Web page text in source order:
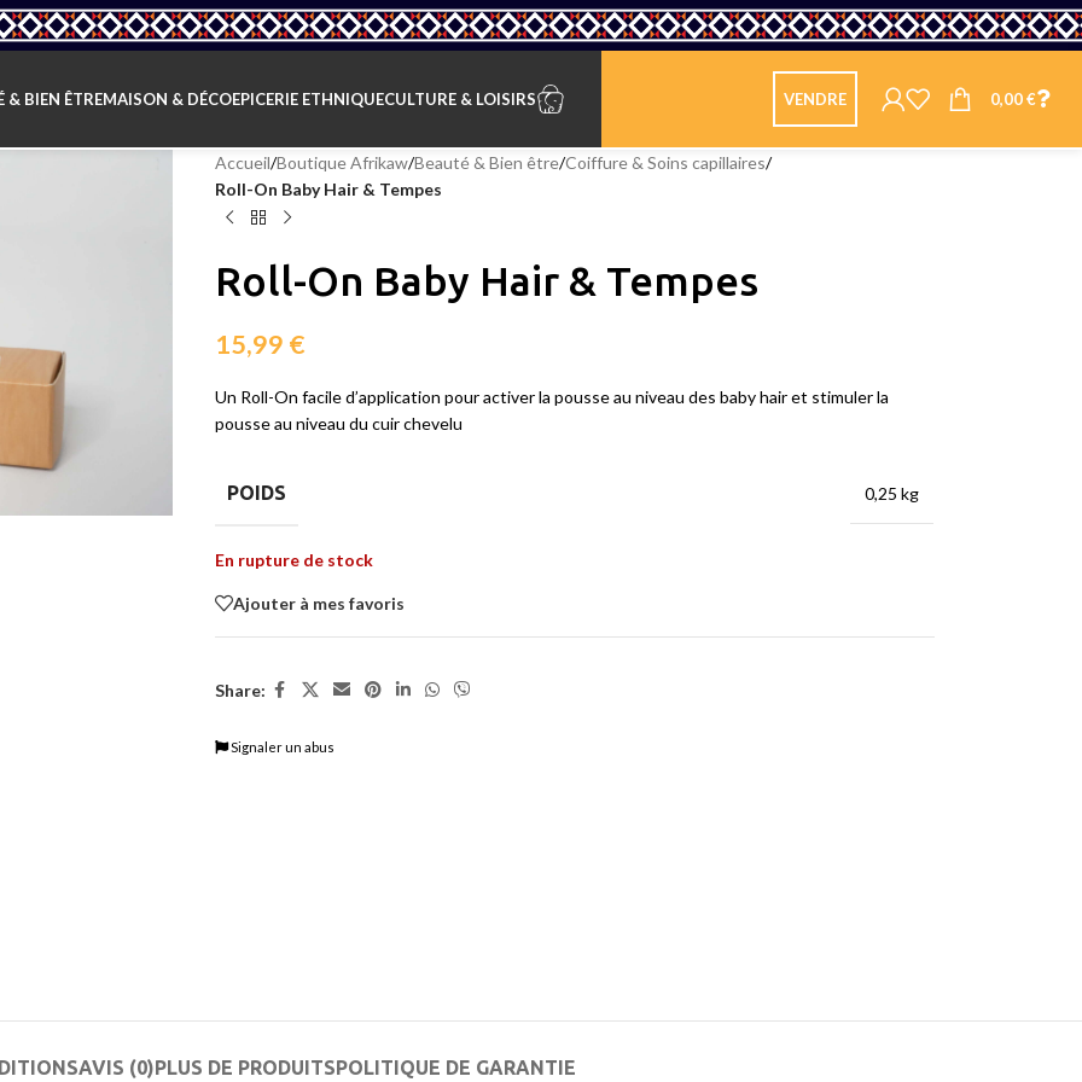
& BIEN ÊTREMAISON & DÉCOEPICERIE ETHNIQUECULTURE & LOISIRS VENDRE 0,00€
Accueil/Boutique Afrikaw/Beauté & Bien être/Coiffure & Soins capillaires/
Roll-On Baby Hair & Tempes
Roll-On Baby Hair & Tempes
15,99 €
Un Roll-On facile d’application pour activer la pousse au niveau des baby hair et stimuler la
pousse au niveau du cuir chevelu
POIDS 0,25 kg
En rupture de stock
Ajouter à mes favoris
Share:
Signaler un abus
AVIS (0)PLUS DE PRODUITSPOLITIQUE DE GARANTIE